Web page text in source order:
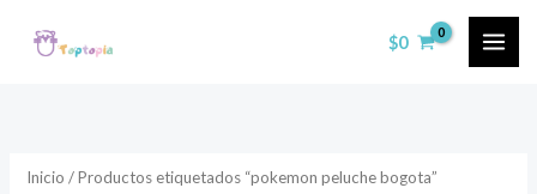
$0
Inicio / Productos etiquetados “pokemon peluche bogota”